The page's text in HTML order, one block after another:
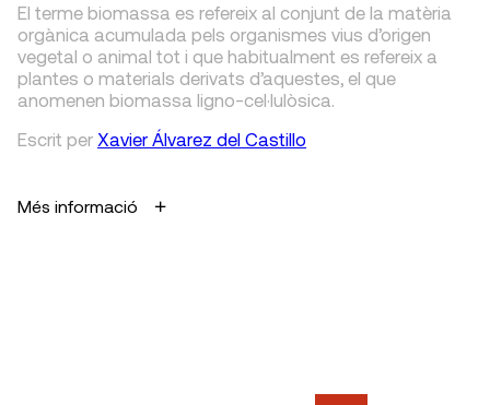
El terme biomassa es refereix al conjunt de la matèria
orgànica acumulada pels organismes vius d’origen
vegetal o animal tot i que habitualment es refereix a
plantes o materials derivats d’aquestes, el que
anomenen biomassa ligno-cel·lulòsica.
Escrit per Xavier Álvarez del Castillo
Més informació